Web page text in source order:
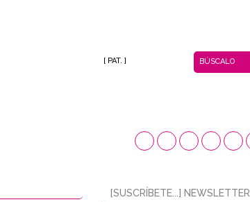
[ PAT. ]
[SUSCRÍBETE...] NEWSLETTER